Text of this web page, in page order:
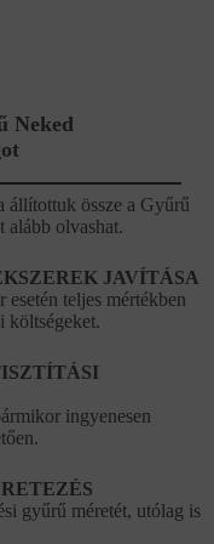
Neked
állítottuk össze a Gyűrű
alább olvashat.
JAVÍTÁSA
esetén teljes mértékben
költségeket.
ingyenesen
gyűrű méretét, utólag is